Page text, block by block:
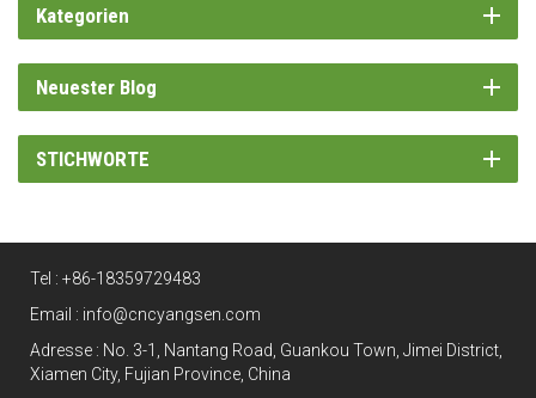
Kategorien
Neuester Blog
STICHWORTE
Tel : +86-18359729483
Email : info@cncyangsen.com
Adresse : No. 3-1, Nantang Road, Guankou Town, Jimei District,
Xiamen City, Fujian Province, China